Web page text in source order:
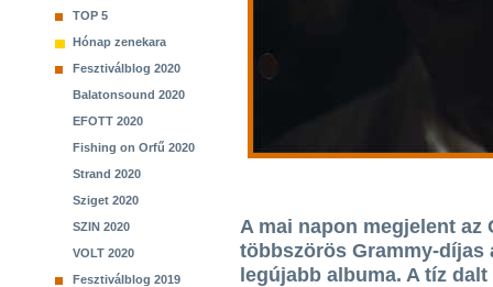
TOP 5
Hónap zenekara
Fesztiválblog 2020
Balatonsound 2020
EFOTT 2020
Fishing on Orfű 2020
Strand 2020
Sziget 2020
SZIN 2020
VOLT 2020
Fesztiválblog 2019
A mai napon megjelent az
többszörös Grammy-díjas
legújabb albuma. A tíz